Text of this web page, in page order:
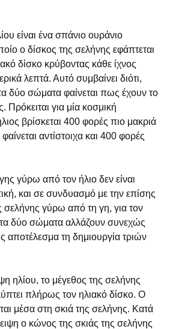
είναι ένα σπάνιο ουράνιο
ο δίσκος της σελήνης εφάπτεται
δίσκο κρύβοντας κάθε ίχνος
λεπτά. Αυτό συμβαίνει διότι,
δύο σώματα φαίνεται πως έχουν το
Πρόκειται για μία κοσμική
βρίσκεται 400 φορές πιο μακριά
αντίστοιχα και 400 φορές
γύρω από τον ήλιο δεν είναι
και σε συνδυασμό με την επίσης
σελήνης γύρω από τη γη, για τον
δύο σώματα αλλάζουν συνεχώς
αποτέλεσμα τη δημιουργία τριών
ηλίου, το μέγεθος της σελήνης
πλήρως τον ηλιακό δίσκο. Ο
μέσα στη σκιά της σελήνης. Κατά
ο κώνος της σκιάς της σελήνης